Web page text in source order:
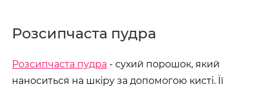
Розсипчаста пудра
Розсипчаста пудра - сухий порошок, який
наноситься на шкіру за допомогою кисті. Її